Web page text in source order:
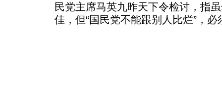
民党主席马英九昨天下令检讨，指
佳，但“国民党不能跟别人比烂”，